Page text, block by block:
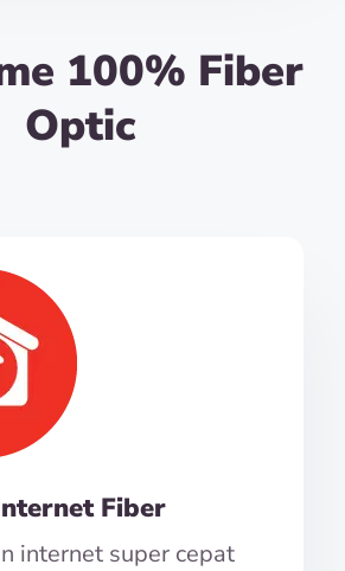
100% Fiber
Optic
Fiber
internet super cepat